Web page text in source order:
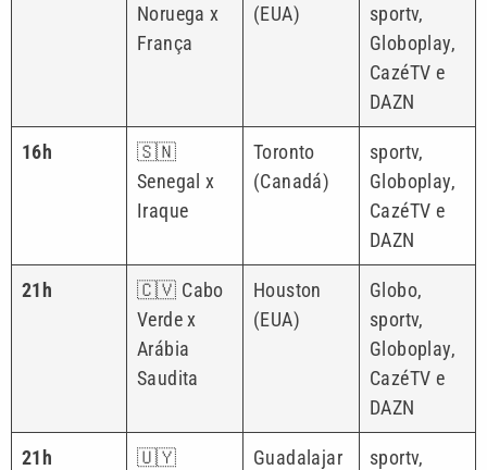
Noruega x
França
(EUA)
sportv,
Globoplay,
CazéTV e
DAZN
16h
🇸🇳
Senegal x
Iraque
Toronto
(Canadá)
sportv,
Globoplay,
CazéTV e
DAZN
21h
🇨🇻 Cabo
Verde x
Arábia
Saudita
Houston
(EUA)
Globo,
sportv,
Globoplay,
CazéTV e
DAZN
21h
🇺🇾
Guadalajar
sportv,